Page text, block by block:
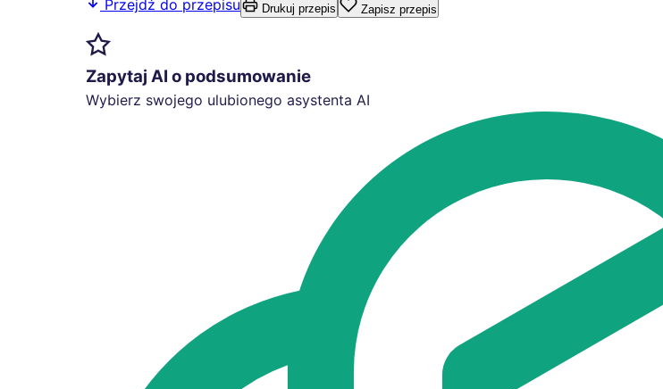
Przejdź do przepisu Drukuj przepis Zapisz przepis
Zapytaj AI o podsumowanie
Wybierz swojego ulubionego asystenta AI